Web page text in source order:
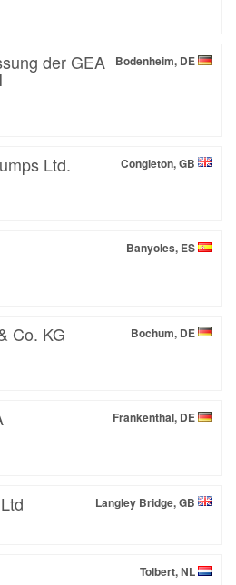
Bodenheim, DE
der GEA
Congleton, GB
Ltd.
Banyoles, ES
Bochum, DE
Co. KG
Frankenthal, DE
Langley Bridge, GB
Tolbert, NL